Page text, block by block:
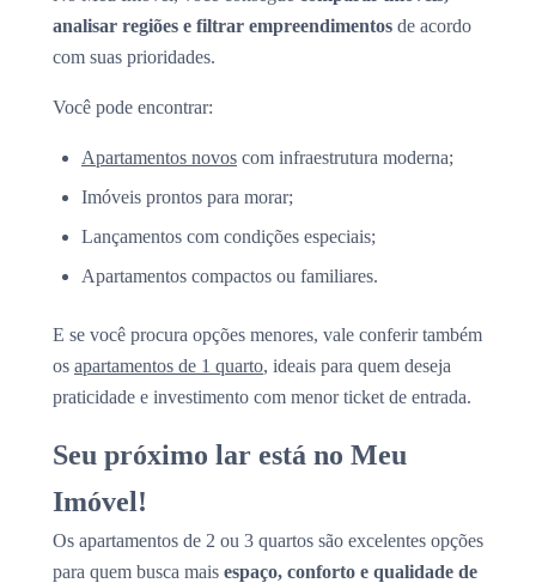
analisar regiões e filtrar empreendimentos de acordo
com suas prioridades.
Você pode encontrar:
Apartamentos novos com infraestrutura moderna;
Imóveis prontos para morar;
Lançamentos com condições especiais;
Apartamentos compactos ou familiares.
E se você procura opções menores, vale conferir também
os apartamentos de 1 quarto, ideais para quem deseja
praticidade e investimento com menor ticket de entrada.
Seu próximo lar está no Meu
Imóvel!
Os apartamentos de 2 ou 3 quartos são excelentes opções
para quem busca mais espaço, conforto e qualidade de